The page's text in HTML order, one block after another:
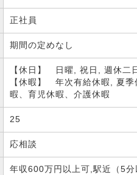
正社員
期間の定めなし
【休日】 日曜, 祝日, 週休二
【休暇】 年次有給休暇, 夏
暇、育児休暇、介護休暇
25
応相談
年収600万円以上可,駅近（5